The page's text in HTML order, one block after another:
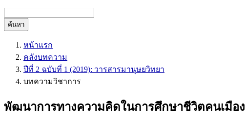
ค้นหา
หน้าแรก
คลังบทความ
ปีที่ 2 ฉบับที่ 1 (2019): วารสารมานุษยวิทยา
บทความวิชาการ
พัฒนาการทางความคิดในการศึกษาชีวิตคนเมือง